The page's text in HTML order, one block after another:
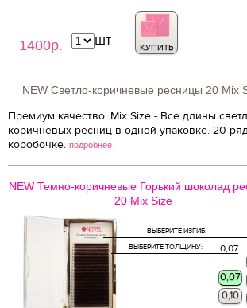
1400р. КУПИТЬ
шт
NEW Светло-коричневые ресницы 20 Mix
Премиум качество. Mix Size - Все длины
коричневых ресниц в одной упаковке. 20
коробочке. подробнее
NEW Темно-коричневые Горький шоколад
20 Mix Size
ВЫБЕРИТЕ ИЗГИБ:
0,07
ВЫБЕРИТЕ ТОЛЩИНУ:
0,07
0,10